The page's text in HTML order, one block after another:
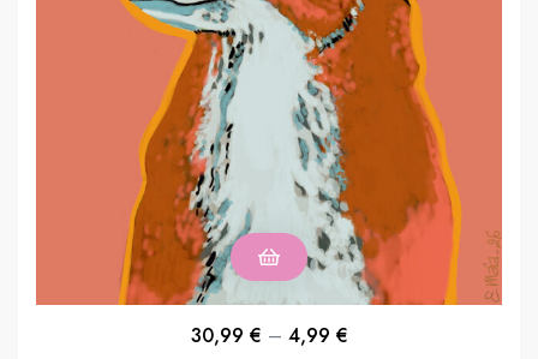
4,99 €
–
30,99 €